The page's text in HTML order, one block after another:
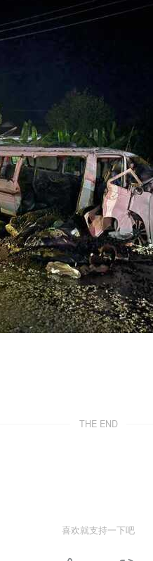
THE END
喜欢就支持一下吧